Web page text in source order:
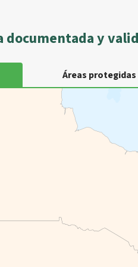
documentada y
Áreas protegidas